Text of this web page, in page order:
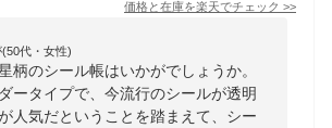
価格と在庫を楽天でチェック >>
代・女性)
柄のシール帳はいかがでしょうか。
ータイプで、今流行のシールが透明
人気だということを踏まえて、シー